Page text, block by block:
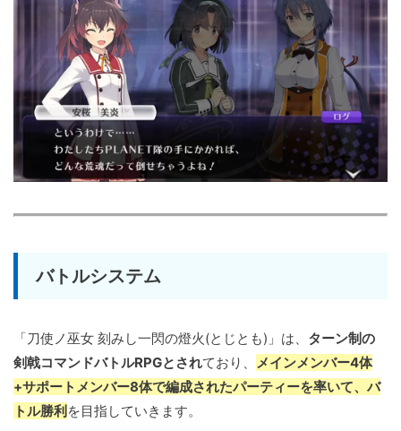
バトルシステム
「刀使ノ巫女 刻みし一閃の燈火(とじとも)」は、 ターン制の
剣戟コマンドバトルRPGとされており、 メインメンバー4体
+サポートメンバー8体で編成されたパーティーを率いて、バ
トル勝利 を目指していきます。